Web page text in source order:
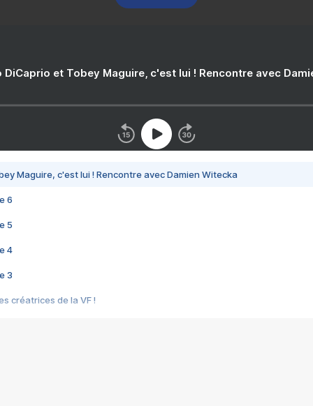
DiCaprio et Tobey Maguire, c'est lui ! Rencontre avec
Maguire, c'est lui ! Rencontre avec Damien Witecka
6
5
4
3
créatrices de la VF !